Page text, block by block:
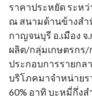
ราคาประหยัด ระหว่
ณ สนามด้านข้างสำ
กาญจนบุรี อ.เมือง
ผลิต/กลุ่มเกษตรกร
ประกอบการรายกล
บริโภคมาจำหน่ายร
60% อาทิ บะหมี่กึ่งส